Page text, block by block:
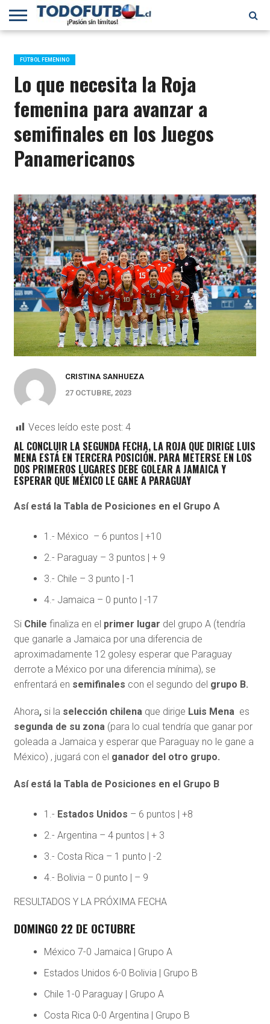
PRIMERA
B
SELECCIÓN
CHILENA
CHILENOS
EN EL
MUNDO
FÚTBOL
INTERNACIONAL
FÚTBOL FEMENINO
Lo que necesita la Roja
femenina para avanzar a
semifinales en los Juegos
Panamericanos
CRISTINA SANHUEZA
27 OCTUBRE, 2023
Veces leído este post: 4
AL CONCLUIR LA SEGUNDA FECHA, LA ROJA QUE DIRIGE LUIS
MENA ESTÁ EN TERCERA POSICIÓN. PARA METERSE EN LOS
DOS PRIMEROS LUGARES DEBE GOLEAR A JAMAICA Y
ESPERAR QUE MÉXICO LE GANE A PARAGUAY
Así está la Tabla de Posiciones en el Grupo A
1.- México – 6 puntos | +10
2.- Paraguay – 3 puntos | + 9
3.- Chile – 3 punto | -1
4.- Jamaica – 0 punto | -17
Si Chile finaliza en el primer lugar del grupo A (tendría
que ganarle a Jamaica por una diferencia de
aproximadamente 12 golesy esperar que Paraguay
derrote a México por una diferencia mínima), se
enfrentará en semifinales con el segundo del grupo B.
Ahora, si la selección chilenaque dirige Luis Mena es
segunda de su zona(para lo cual tendría que ganar por
goleada a Jamaica y esperar que Paraguay no le gane a
México) , jugará con el ganador del otro grupo.
Así está la Tabla de Posiciones en el Grupo B
1.- Estados Unidos – 6 puntos | +8
2.- Argentina – 4 puntos | + 3
3.- Costa Rica – 1 punto | -2
4.- Bolivia – 0 punto | – 9
RESULTADOS Y LA PRÓXIMA FECHA
DOMINGO 22 DE OCTUBRE
México 7-0 Jamaica | Grupo A
Estados Unidos 6-0 Bolivia | Grupo B
Chile 1-0 Paraguay | Grupo A
Costa Rica 0-0 Argentina | Grupo B